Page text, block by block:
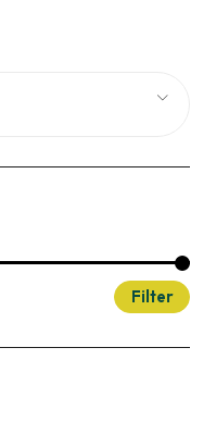
Filter